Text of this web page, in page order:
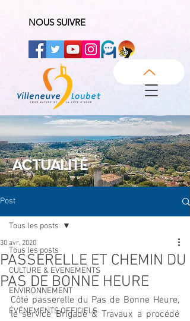
NOUS SUIVRE
ACTUALITÉ
Post
Tous les posts
CULTURE & EVENEMENTS
ENVIRONNEMENT
ÉVÉNEMENTS OFFICIELS
Tous les posts
PASSERELLE ET CHEMIN DU
PAS DE BONNE HEURE
30 avr. 2020
Côté passerelle du Pas de Bonne Heure,
le service Brigade & Travaux a procédé